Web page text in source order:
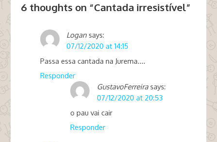
6 thoughts on “Cantada irresistível”
Logan says:
07/12/2020 at 14:15
Passa essa cantada na Jurema….
Responder
GustavoFerreira says:
07/12/2020 at 20:53
o pau vai cair
Responder